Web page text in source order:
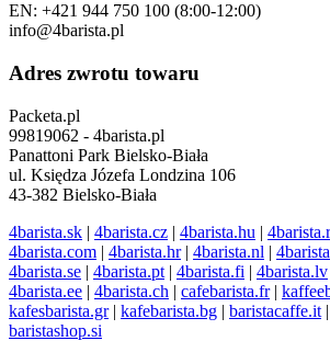
EN: +421 944 750 100 (8:00-12:00)
info@4barista.pl
Adres zwrotu towaru
Packeta.pl
99819062 - 4barista.pl
Panattoni Park Bielsko-Biała
ul. Księdza Józefa Londzina 106
43-382 Bielsko-Biała
4barista.sk | 4barista.cz | 4barista.hu |
4barista.com | 4barista.hr| 4barista.nl |
4barista.se | 4barista.pt | 4barista.fi | 4barista.lv
4barista.ee | 4barista.ch | cafebarista.fr|
kafesbarista.gr| kafebarista.bg | baristacaffe.it |
baristashop.si